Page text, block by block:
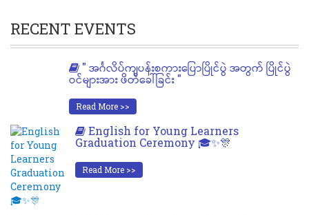
RECENT EVENTS
" အင်္ဂလိပ်ကျပန်းစကားပြောပြိုင်ပွဲ အတွက် ပြိုင်ပွဲ
ဝင်များအား ဖိတ်ခေါ်ခြင်း "
Read More >>
English for Young Learners
Graduation Ceremony 🎓✨🎊
Read More >>